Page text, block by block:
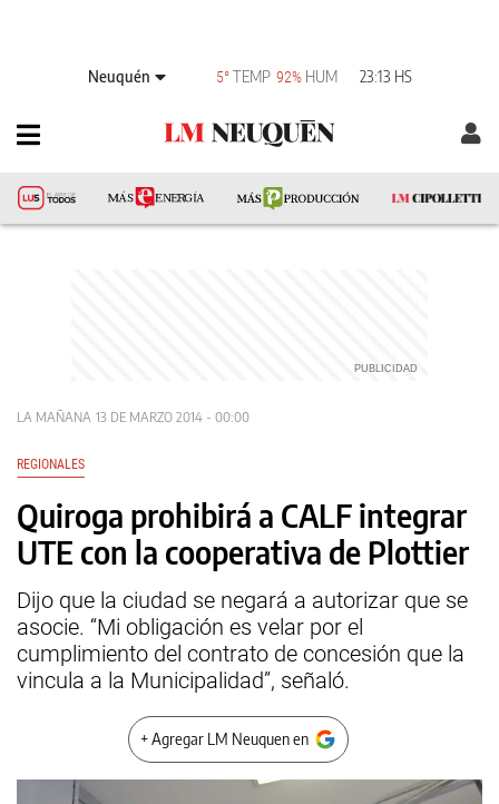
Neuquén 5° TEMP 92% HUM 23:13 HS
LA MAÑANA 13 DE MARZO 2014 - 00:00
REGIONALES
Quiroga prohibirá a CALF integrar
UTE con la cooperativa de Plottier
Dijo que la ciudad se negará a autorizar que se
asocie. “Mi obligación es velar por el
cumplimiento del contrato de concesión que la
vincula a la Municipalidad”, señaló.
+ Agregar LM Neuquen en